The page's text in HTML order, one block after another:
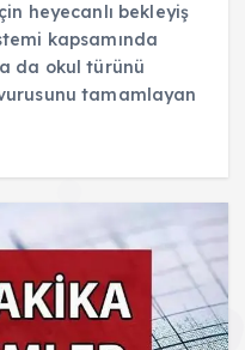
heyecanlı bekleyiş
kapsamında
da okul türünü
tamamlayan